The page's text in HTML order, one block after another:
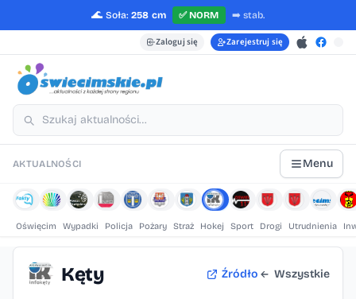
🌊 Soła: 258 cm ✅NORM ➡️ stab.
Zaloguj się Zarejestruj się
AKTUALNOŚCI Menu
Oświęcim Wypadki Policja Pożary Straż Hokej Sport Drogi Utrudnienia
Kęty Źródło Wszystkie